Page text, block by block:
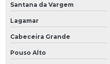
Santana da Vargem
Lagamar
Cabeceira Grande
Pouso Alto